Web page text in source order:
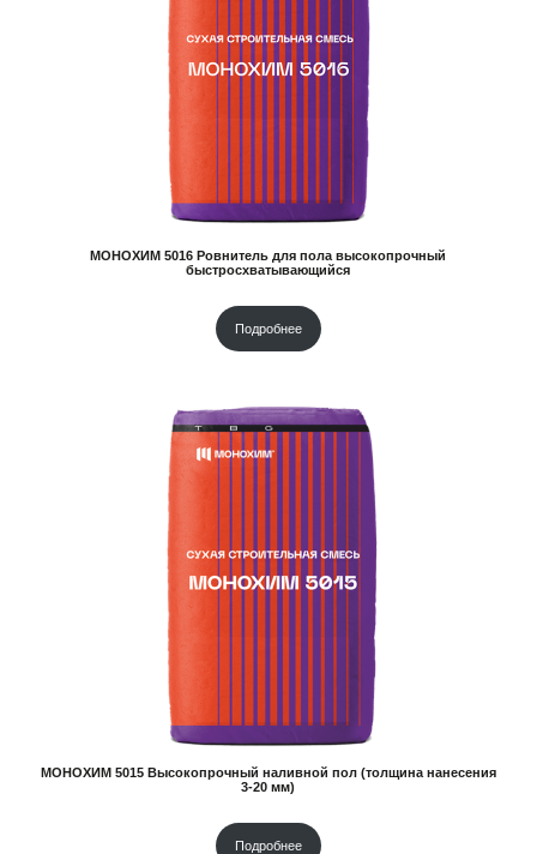
МОНОХИМ 5016 Ровнитель для пола высокопрочный
быстросхватывающийся
Подробнее
МОНОХИМ 5015 Высокопрочный наливной пол (толщина нанесения
3-20 мм)
Подробнее